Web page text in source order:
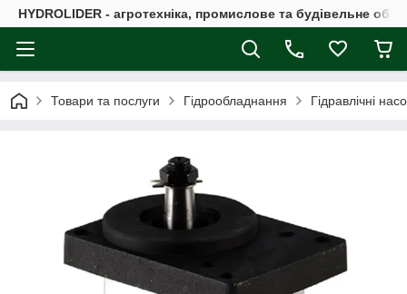
HYDROLIDER - агротехніка, промислове та будівельне
Товари та послуги Гідрообладнання Гідравлічні